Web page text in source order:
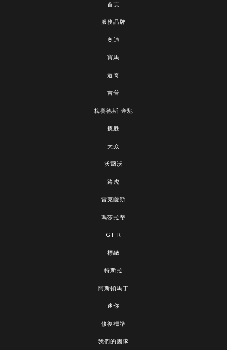
首頁
服務品牌
奧迪
寶馬
道奇
吉普
梅賽德斯-奔馳
揽胜
大众
沃爾沃
路虎
雷克薩斯
瑪莎拉蒂
GT-R
標緻
特斯拉
阿斯頓馬丁
迷你
修復標準
我們的團隊